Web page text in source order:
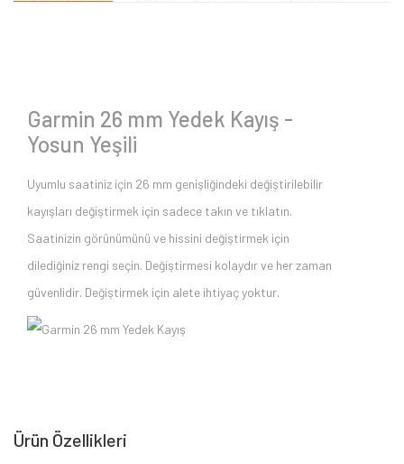
Garmin 26 mm Yedek Kayış -
Yosun Yeşili
Uyumlu saatiniz için 26 mm genişliğindeki değiştirilebilir
kayışları değiştirmek için sadece takın ve tıklatın.
Saatinizin görünümünü ve hissini değiştirmek için
dilediğiniz rengi seçin. Değiştirmesi kolaydır ve her zaman
güvenlidir. Değiştirmek için alete ihtiyaç yoktur.
Ürün Özellikleri